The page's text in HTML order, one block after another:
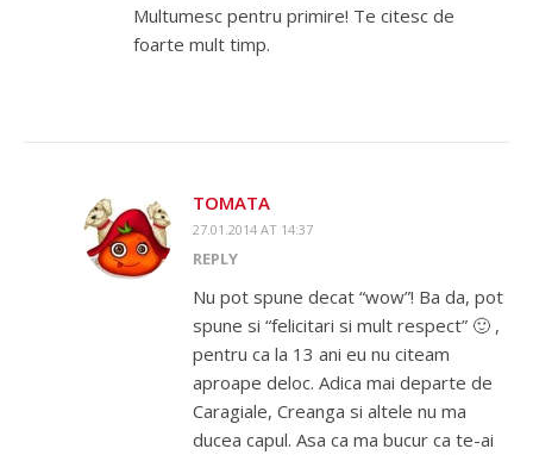
Multumesc pentru primire! Te citesc de
foarte mult timp.
TOMATA
27.01.2014 AT 14:37
REPLY
Nu pot spune decat “wow”! Ba da, pot
spune si “felicitari si mult respect” 🙂 ,
pentru ca la 13 ani eu nu citeam
aproape deloc. Adica mai departe de
Caragiale, Creanga si altele nu ma
ducea capul. Asa ca ma bucur ca te-ai